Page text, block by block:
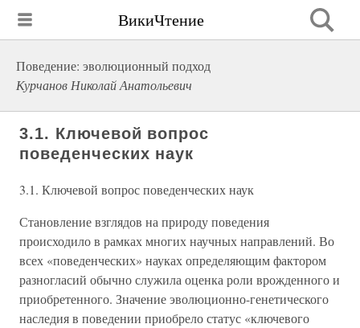
ВикиЧтение
Поведение: эволюционный подход
Курчанов Николай Анатольевич
3.1. Ключевой вопрос
поведенческих наук
3.1. Ключевой вопрос поведенческих наук
Становление взглядов на природу поведения
происходило в рамках многих научных направлений. Во
всех «поведенческих» науках определяющим фактором
разногласий обычно служила оценка роли врожденного и
приобретенного. Значение эволюционно-генетического
наследия в поведении приобрело статус «ключевого